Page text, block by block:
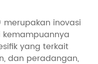
merupakan inovasi
kemampuannya
yang terkait
dan peradangan,